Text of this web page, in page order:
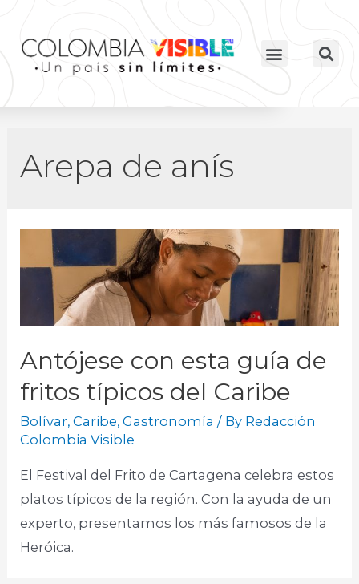
Arepa de anís
Antójese con esta guía de
fritos típicos del Caribe
Bolívar,Caribe,Gastronomía / By Redacción
Colombia Visible
El Festival del Frito de Cartagena celebra estos
platos típicos de la región. Con la ayuda de un
experto, presentamos los más famosos de la
Heróica.​